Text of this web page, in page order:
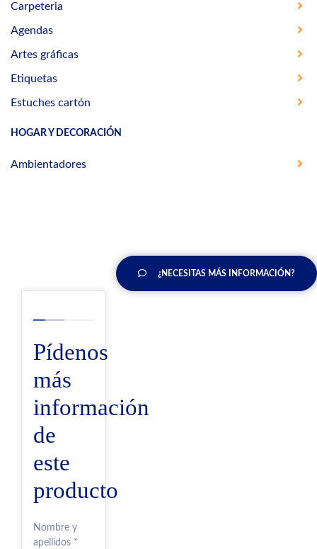
Carpeteria
Agendas
Artes gráficas
Etiquetas
Estuches cartón
HOGAR Y DECORACIÓN
Ambientadores
¿NECESITAS MÁS INFORMACIÓN?
Pídenos
más
información
de
este
producto
Nombre y
apellidos *